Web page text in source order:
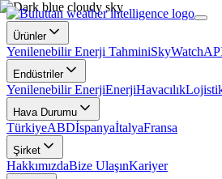
Ürünler
Yenilenebilir Enerji TahminiSkyWatch
Endüstriler
Yenilenebilir EnerjiEnerjiHavacılık
Hava Durumu
TürkiyeABDİspanyaİtalyaFransa
Şirket
HakkımızdaBize UlaşınKariyer